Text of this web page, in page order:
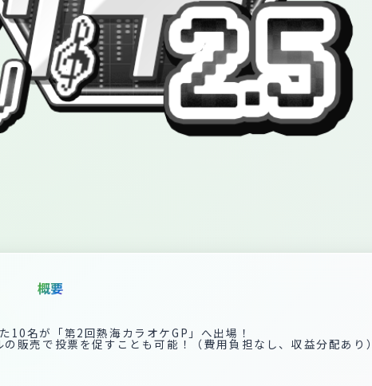
概要
10名が「第2回熱海カラオケGP」へ出場！
販売で投票を促すことも可能！（費用負担なし、収益分配あり）